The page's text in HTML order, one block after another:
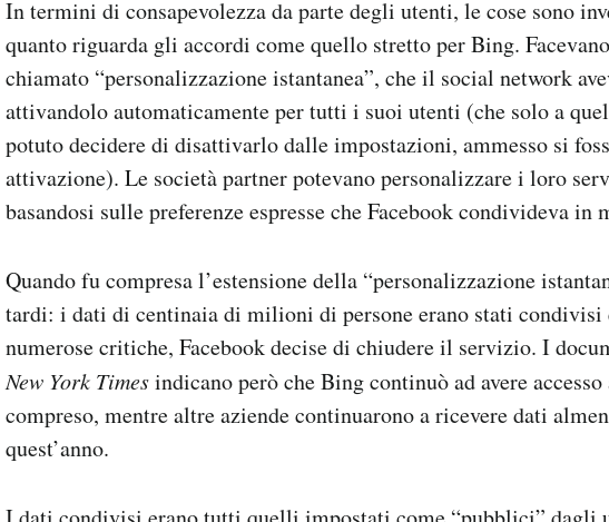
In termini di consapevolezza da parte degli utenti, le cose sono
quanto riguarda gli accordi come quello stretto per Bing.
chiamato “personalizzazione istantanea”, che il social network
attivandolo automaticamente per tutti i suoi utenti (che solo a
potuto decidere di disattivarlo dalle impostazioni, ammesso si
attivazione). Le società partner potevano personalizzare i loro
basandosi sulle preferenze espresse che Facebook condivideva in
Quando fu compresa l’estensione della “personalizzazione
tardi: i dati di centinaia di milioni di persone erano stati condivisi
numerose critiche, Facebook decise di chiudere il servizio. I
New York Timesindicano però che Bing continuò ad avere
compreso, mentre altre aziende continuarono a ricevere dati
quest’anno.